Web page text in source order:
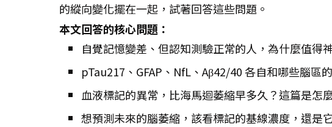
的縱向變化擺在一起，試著回答這些問題。
本文回答的核心問題：
自覺記憶變差、但認知測驗正常的人，為什麼值得
pTau217、GFAP、NfL、Aβ42/40 各自和哪些腦區
血液標記的異常，比海馬迴萎縮早多久？這篇是怎
想預測未來的腦萎縮，該看標記的基線濃度，還是